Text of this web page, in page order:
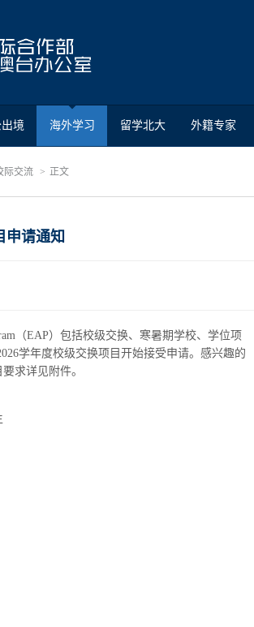
出境 海外学习 留学北大 外籍专家
际交流 正文
申请通知
（EAP）包括校级交换、寒暑期学校、学位项
学年度校级交换项目开始接受申请。感兴趣的
求详见附件。